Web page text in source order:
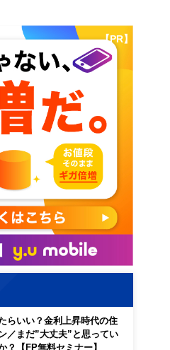
【PR】
らいい？金利上昇時代の住
／まだ”大丈夫”と思ってい
？【FP無料セミナー】